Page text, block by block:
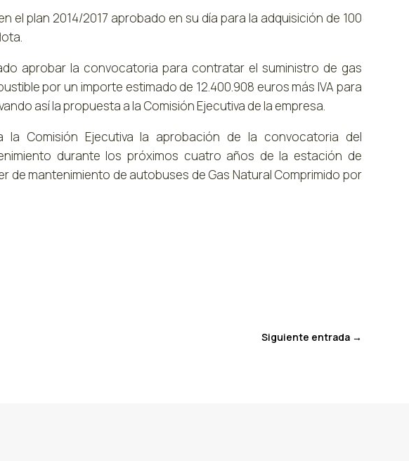
el plan 2014/2017 aprobado en su día para la adquisición de 100
aprobar la convocatoria para contratar el suministro de gas
por un importe estimado de 12.400.908 euros más IVA para
así la propuesta a la Comisión Ejecutiva de la empresa.
la Comisión Ejecutiva la aprobación de la convocatoria del
durante los próximos cuatro años de la estación de
de mantenimiento de autobuses de Gas Natural Comprimido por
Siguiente entrada→